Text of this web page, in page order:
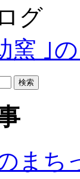
グ
窯 ｣
まち